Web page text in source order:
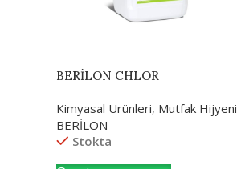
BERİLON CHLOR
Kimyasal Ürünleri, Mutfak Hijyeni
BERİLON
Stokta